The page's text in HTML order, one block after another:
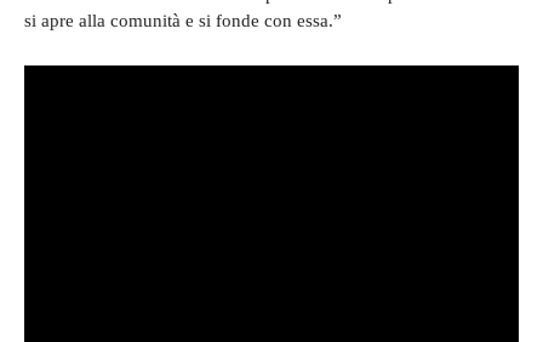
si apre alla comunità e si fonde con essa.”